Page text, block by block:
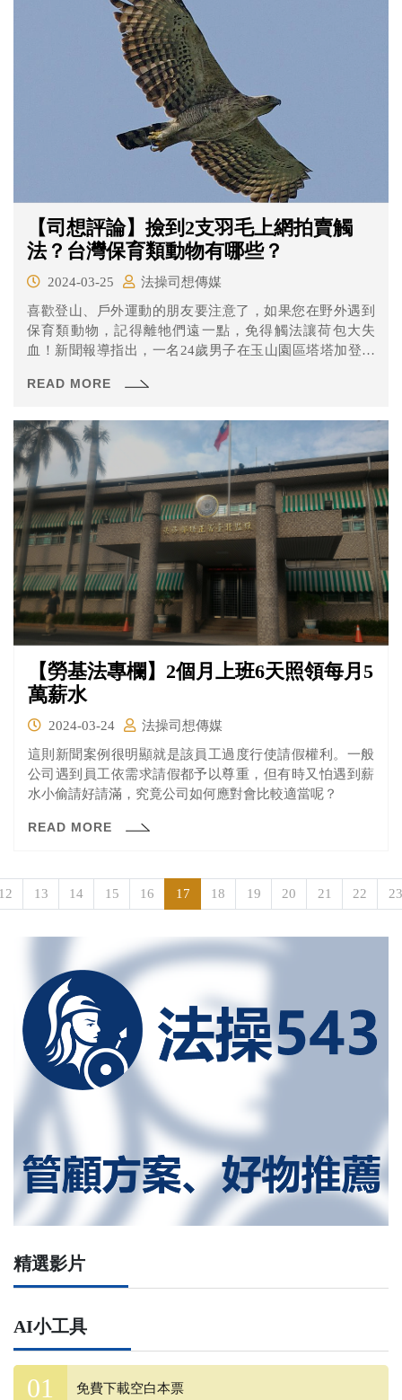
【司想評論】撿到2支羽毛上網拍賣觸
法？台灣保育類動物有哪些？
2024-03-25
法操司想傳媒
喜歡登山、戶外運動的朋友要注意了，如果您在野外遇到
保育類動物，記得離牠們遠一點，免得觸法讓荷包大失
血！新聞報導指出，一名24歲男子在玉山園區塔塔加登山
的羽毛2支後，上網站公開張貼照片，並標價1萬元供人下
展示保育類野生動物產製品罪，判刑6個月，宣告緩刑2
年，但須向公庫支付4萬元。
READ MORE
【勞基法專欄】2個月上班6天照領每月5
萬薪水
2024-03-24
法操司想傳媒
這則新聞案例很明顯就是該員工過度行使請假權利。一般
公司遇到員工依需求請假都予以尊重，但有時又怕遇到薪
水小偷請好請滿，究竟公司如何應對會比較適當呢？
READ MORE
13 14 15 16 17 18 19 20 21 22 23
精選影片
AI小工具
免費下載空白本票